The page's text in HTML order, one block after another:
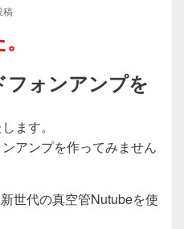
稿
フォンアンプを
ます。
アンプを作ってみません
世代の真空管Nutubeを使